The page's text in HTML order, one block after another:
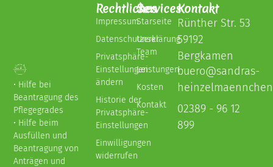
• Hilfe bei
Beantragung des
Pflegegrades
• Hilfe beim
Ausfüllen und
Beantragung von
Anträgen und
Services
Starseite
Unser
Team
Leistungen
Kosten
Kontakt
Rechtliches
Impressum
Datenschutzerklärung
Privatsphäre-
Einstellungen
ändern
Historie der
Privatsphäre-
Einstellungen
Einwilligungen
widerrufen
Kontakt
Rünther Str. 53
59192
Bergkamen
buero@sandras-
02389 - 96 12
899